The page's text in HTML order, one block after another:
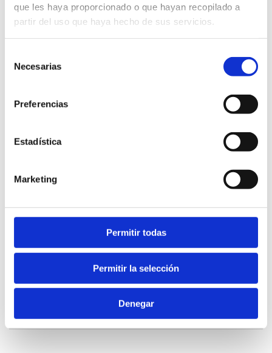
que les haya proporcionado o que hayan recopilado a
partir del uso que haya hecho de sus servicios.
Necesarias
Preferencias
Estadística
Marketing
Permitir todas
Permitir la selección
Denegar